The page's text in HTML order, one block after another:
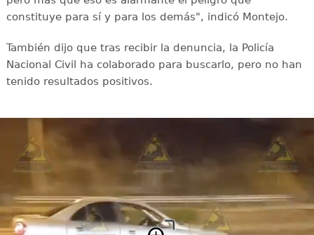
constituye para sí y para los demás", indicó Montejo.
También dijo que tras recibir la denuncia, la Policía
Nacional Civil ha colaborado para buscarlo, pero no han
tenido resultados positivos.